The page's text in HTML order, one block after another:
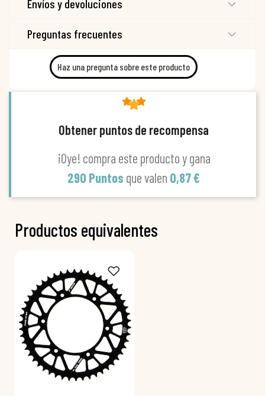
Envíos y devoluciones
Preguntas frecuentes
Haz una pregunta sobre este producto
Obtener puntos de recompensa
¡Oye! compra este producto y gana
290 Puntos que valen 0,87 €
Productos equivalentes